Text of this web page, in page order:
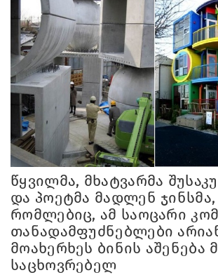
წყვილმა, მხატვარმა
და პოეტმა მადლენ ჯინსმა,
რომლებიც, ამ საოცარი
თანადამფუძნებლები
მოახერხეს ბინის აშენება
საცხოვრებელ